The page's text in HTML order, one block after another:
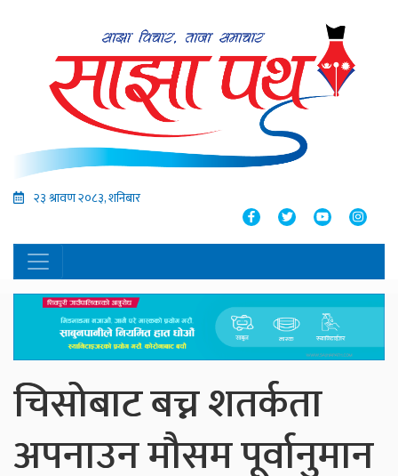
२३ श्रावण २०८३, शनिबार
चिसोबाट बच्न शतर्कता
अपनाउन मौसम पूर्वानुमान